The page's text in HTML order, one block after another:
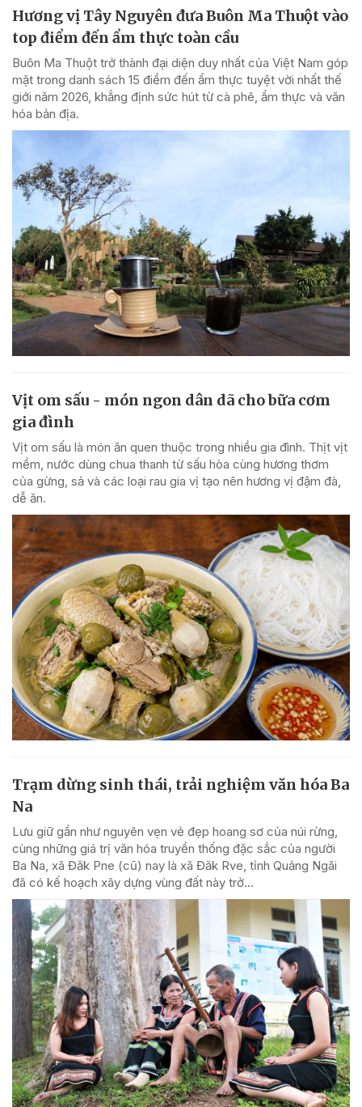
Hương vị Tây Nguyên đưa Buôn Ma Thuột vào
top điểm đến ẩm thực toàn cầu
Buôn Ma Thuột trở thành đại diện duy nhất của Việt Nam góp
mặt trong danh sách 15 điểm đến ẩm thực tuyệt vời nhất thế
giới năm 2026, khẳng định sức hút từ cà phê, ẩm thực và văn
hóa bản địa.
Vịt om sấu - món ngon dân dã cho bữa cơm
gia đình
Vịt om sấu là món ăn quen thuộc trong nhiều gia đình. Thịt vịt
mềm, nước dùng chua thanh từ sấu hòa cùng hương thơm
của gừng, sả và các loại rau gia vị tạo nên hương vị đậm đà,
dễ ăn.
Trạm dừng sinh thái, trải nghiệm văn hóa Ba
Na
Lưu giữ gần như nguyên vẹn vẻ đẹp hoang sơ của núi rừng,
cùng những giá trị văn hóa truyền thống đặc sắc của người
Ba Na, xã Đăk Pne (cũ) nay là xã Đăk Rve, tỉnh Quảng Ngãi
đã có kế hoạch xây dựng vùng đất này trở...